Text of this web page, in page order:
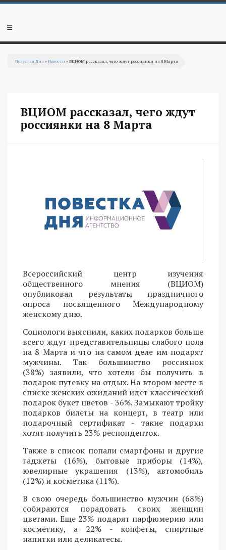
Перейти к основному содержанию
Мобильное
Повестка Дня »Новости » ВЦИОМ рассказал, чего ждут россиянки на 8 Марта
ВЦИОМ рассказал, чего ждут
россиянки на 8 Марта
Всероссийский центр изучения
общественного мнения (ВЦИОМ)
опубликовал результаты праздничного
опроса посвященного Международному
женскому дню.
Социологи выяснили, каких подарков больше
всего ждут представительницы слабого пола
на 8 Марта и что на самом деле им подарят
мужчины. Так большинство россиянок
(38%) заявили, что хотели бы получить в
подарок путевку на отдых. На втором месте в
списке женских ожиданий идет классический
подарок букет цветов - 36%. Замыкают тройку
подарков билеты на концерт, в театр или
подарочный сертификат - такие подарки
хотят получить 23% респонденток.
Также в список попали смартфоны и другие
гаджеты (16%), бытовые приборы (14%),
ювелирные украшения (13%), автомобиль
(12%) и косметика (11%).
В свою очередь большинство мужчин (68%)
собираются порадовать своих женщин
цветами. Еще 23% подарят парфюмерию или
косметику, а 22% - конфеты, спиртные
напитки или деликатесы.